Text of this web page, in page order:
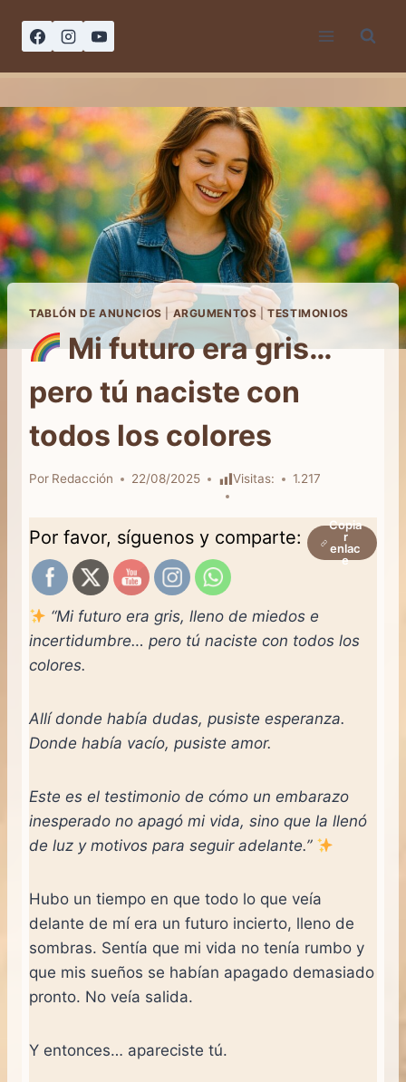
TABLÓN DE ANUNCIOS ARGUMENTOS|TESTIMONIOS
Mi futuro era gris…
pero tú naciste con
todos los colores
Por Redacción 22/08/2025 Visitas: 1.217
Por favor, síguenos y comparte:
Copia
r
enlac
e
“Mi futuro era gris, lleno de miedos e
incertidumbre… pero tú naciste con todos los
colores.
Allí donde había dudas, pusiste esperanza.
Donde había vacío, pusiste amor.
Este es el testimonio de cómo un embarazo
inesperado no apagó mi vida, sino que la llenó
de luz y motivos para seguir adelante.”
Hubo un tiempo en que todo lo que veía
delante de mí era un futuro incierto, lleno de
sombras. Sentía que mi vida no tenía rumbo y
que mis sueños se habían apagado demasiado
pronto. No veía salida.
Y entonces… apareciste tú.